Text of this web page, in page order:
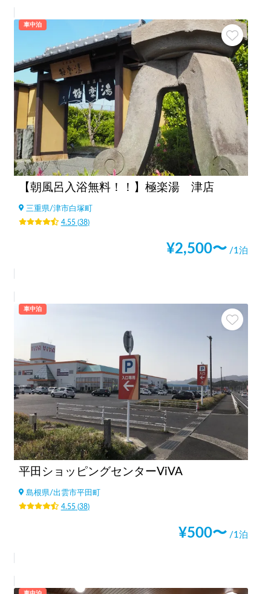
車中泊
【朝風呂入浴無料！！】極楽湯 津店
三重県/津市白塚町
4.55(38)
¥2,500〜 /1泊
車中泊
平田ショッピングセンターViVA
島根県/出雲市平田町
4.55(38)
¥500〜 /1泊